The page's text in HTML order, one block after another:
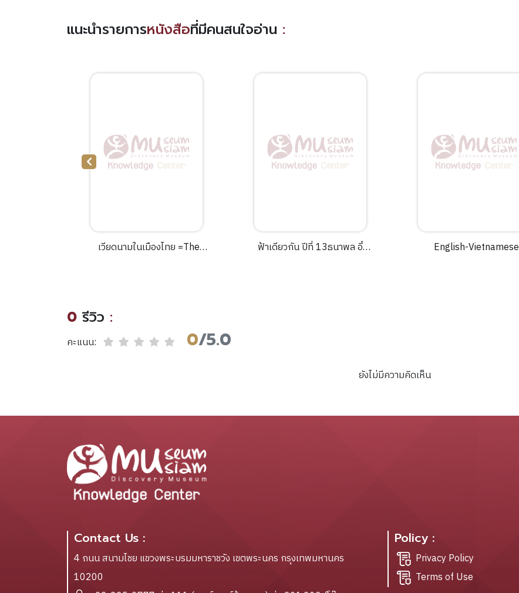
แนะนำรายการหนังสือที่มีคนสนใจอ่าน :
เวียดนามในเมืองไทย =The
ฟ้าเดียวกัน ปีที่ 13ธนาพล อิ๋ว
English-Vietnamese
0 รีวิว :
คะแนน: 0/5.0
ยังไม่มีความคิดเห็น
Contact Us :
4 ถนน สนามไชย แขวงพระบรมมหาราชวัง เขตพระนคร กรุงเทพมหานคร
10200
Policy :
Privacy Policy
Terms of Use